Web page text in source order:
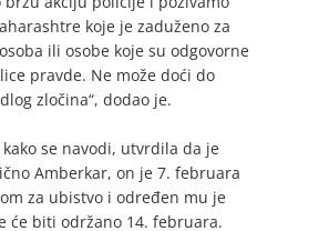
koje je zaduženo za
ili osobe koje su odgovorne
pravde. Ne može doći do
zločina“, dodao je.
se navodi, utvrdila da je
Amberkar, on je 7. februara
za ubistvo i određen mu je
će biti održano 14. februara.